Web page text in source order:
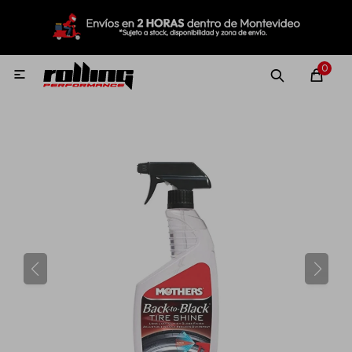
0

MI CUENTA
Nuevo! Rolling Repuestos